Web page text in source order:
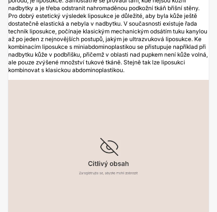
nadbytky a je třeba odstranit nahromaděnou podkožní tkáň břišní stěny.
Pro dobrý estetický výsledek liposukce je důležité, aby byla kůže ještě
dostatečně elastická a nebyla v nadbytku. V současnosti existuje řada
technik liposukce, počínaje klasickým mechanickým odsátím tuku kanylou
až po jeden z nejnovějších postupů, jakým je ultrazvuková liposukce. Ke
kombinacím liposukce s miniabdominoplastikou se přistupuje například při
nadbytku kůže v podbřišku, přičemž v oblasti nad pupkem není kůže volná,
ale pouze zvýšené množství tukové tkáně. Stejně tak lze liposukci
kombinovat s klasickou abdominoplastikou.